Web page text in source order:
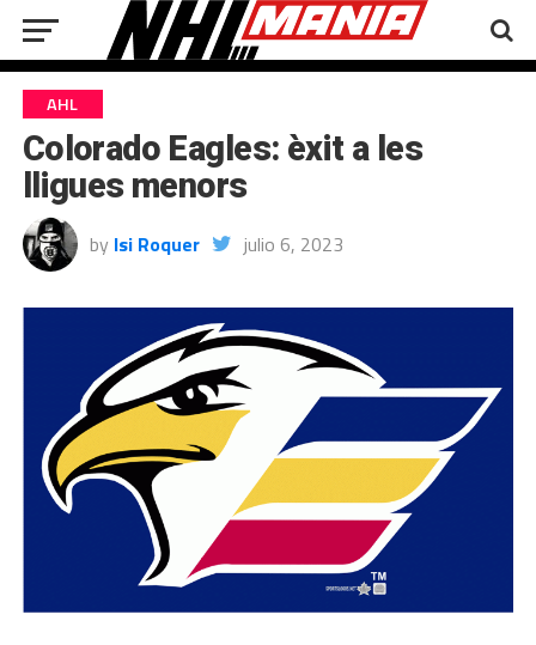
AHL
Colorado Eagles: èxit a les
lligues menors
by Isi Roquer julio 6, 2023